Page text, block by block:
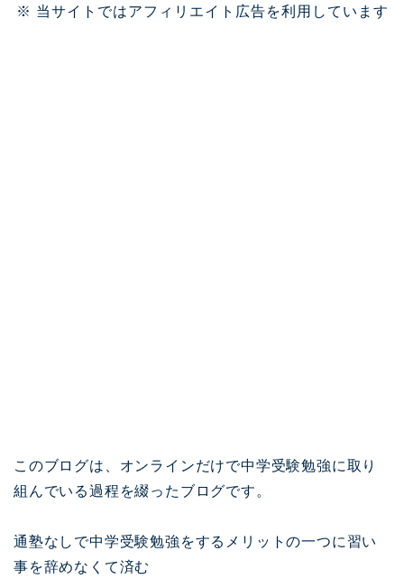
※ 当サイトではアフィリエイト広告を利用しています
このブログは、オンラインだけで中学受験勉強に取り
組んでいる過程を綴ったブログです。
通塾なしで中学受験勉強をするメリットの一つに習い
事を辞めなくて済む